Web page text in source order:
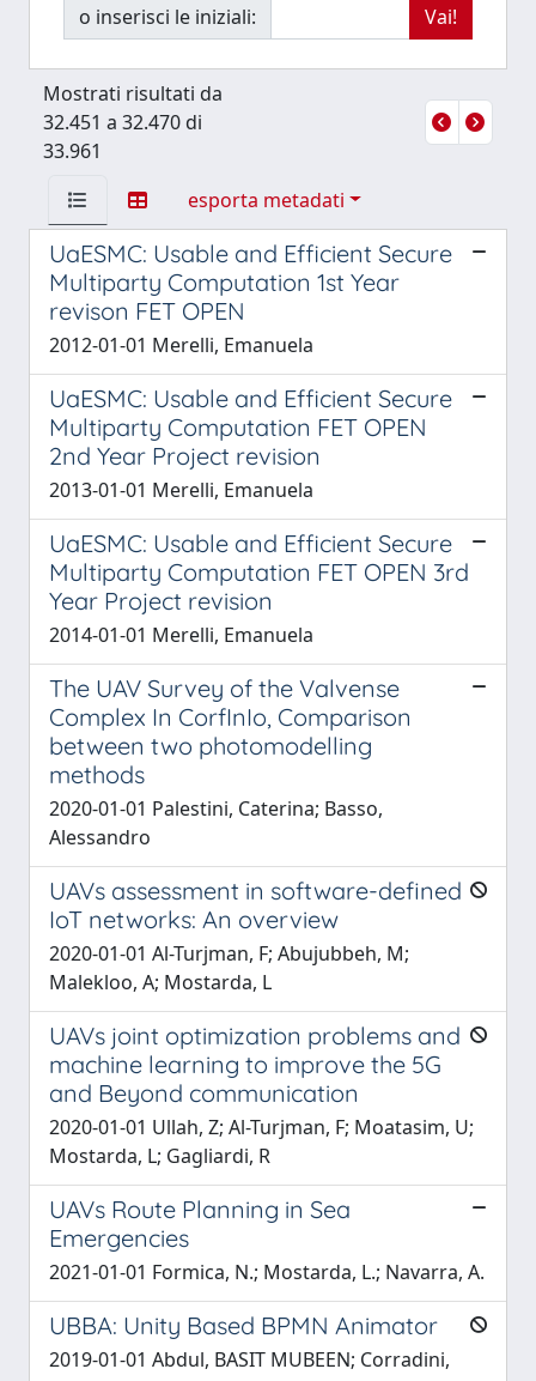
o inserisci le iniziali:
Mostrati risultati da
32.451 a 32.470 di
33.961
esporta metadati
UaESMC: Usable and Efficient Secure
Multiparty Computation 1st Year
revison FET OPEN
2012-01-01 Merelli, Emanuela
UaESMC: Usable and Efficient Secure
Multiparty Computation FET OPEN
2nd Year Project revision
2013-01-01 Merelli, Emanuela
UaESMC: Usable and Efficient Secure
Multiparty Computation FET OPEN 3rd
Year Project revision
2014-01-01 Merelli, Emanuela
The UAV Survey of the Valvense
Complex In CorfInIo, Comparison
between two photomodelling
methods
2020-01-01 Palestini, Caterina; Basso,
Alessandro
UAVs assessment in software-defined
IoT networks: An overview
2020-01-01 Al-Turjman, F; Abujubbeh, M;
Malekloo, A; Mostarda, L
UAVs joint optimization problems and
machine learning to improve the 5G
and Beyond communication
2020-01-01 Ullah, Z; Al-Turjman, F; Moatasim, U;
Mostarda, L; Gagliardi, R
UAVs Route Planning in Sea
Emergencies
2021-01-01 Formica, N.; Mostarda, L.; Navarra, A.
UBBA: Unity Based BPMN Animator
2019-01-01 Abdul, BASIT MUBEEN; Corradini,